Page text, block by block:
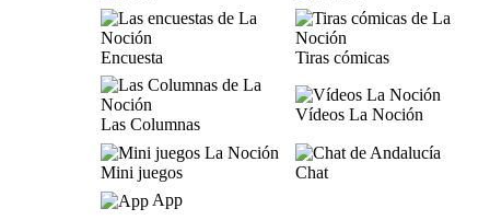
Encuesta Tiras cómicas
Las Columnas
Vídeos La Noción
Mini juegos
Chat
App